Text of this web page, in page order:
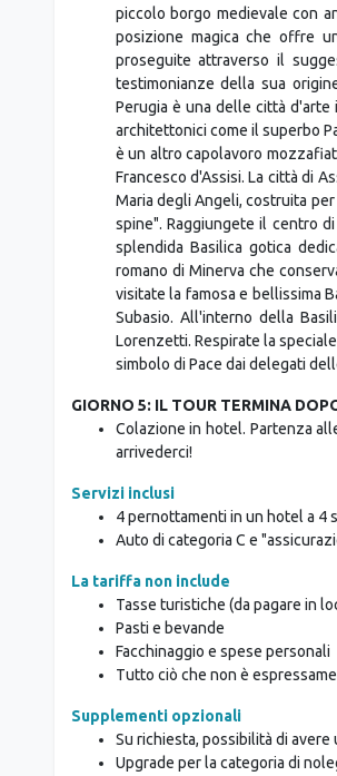
piccolo borgo medievale con
posizione magica che offre
proseguite attraverso il
testimonianze della sua
Perugia è una delle città
architettonici come il superbo
è un altro capolavoro
Francesco d'Assisi. La città di
Maria degli Angeli, costruita
spine". Raggiungete il centro
splendida Basilica gotica
romano di Minerva che
visitate la famosa e bellissima
Subasio. All'interno della
Lorenzetti. Respirate la
simbolo di Pace dai delegati
GIORNO 5: IL TOUR TERMINA
Colazione in hotel. Partenza
arrivederci!
Servizi inclusi
4 pernottamenti in un hotel a 4
Auto di categoria C e
La tariffa non include
Tasse turistiche (da pagare in
Pasti e bevande
Facchinaggio e spese personali
Tutto ciò che non è
Supplementi opzionali
Su richiesta, possibilità di
Upgrade per la categoria di